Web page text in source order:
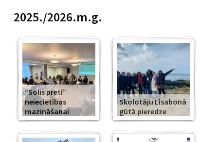
2025./2026.m.g.
“Solis pretī”
neiecietības
mazināšanai
Skolotāju Lisabonā
gūtā pieredze